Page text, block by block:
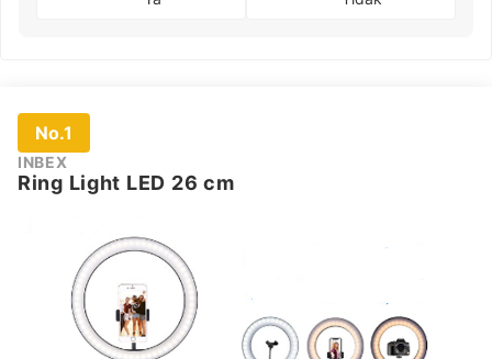
No.1
INBEX
Ring Light LED 26 cm